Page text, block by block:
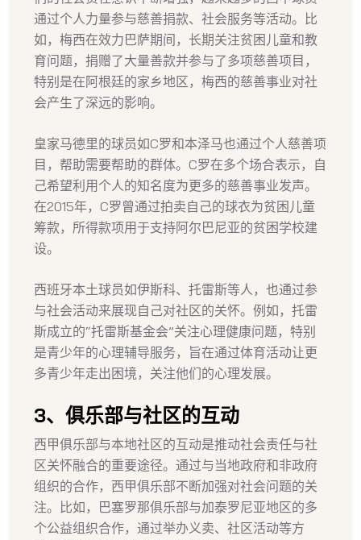
通过个人力量参与慈善捐款、社会服务等活动。比
如，梅西在效力巴萨期间，长期关注贫困儿童和教
育问题，捐赠了大量善款并参与了多项慈善项目，
特别是在阿根廷的家乡地区，梅西的慈善事业对社
会产生了深远的影响。
皇家马德里的球员如C罗和本泽马也通过个人慈善项
目，帮助需要帮助的群体。C罗在多个场合表示，自
己希望利用个人的知名度为更多的慈善事业发声。
在2015年，C罗曾通过拍卖自己的球衣为贫困儿童
筹款，所得款项用于支持阿尔巴尼亚的贫困学校建
设。
西班牙本土球员如伊斯科、托雷斯等人，也通过参
与社会活动来展现自己对社区的关怀。例如，托雷
斯成立的“托雷斯基金会”关注心理健康问题，特别
是青少年的心理辅导服务，旨在通过体育活动让更
多青少年走出困境，关注他们的心理发展。
3、俱乐部与社区的互动
西甲俱乐部与本地社区的互动是推动社会责任与社
区关怀融合的重要途径。通过与当地政府和非政府
组织的合作，西甲俱乐部不断加强对社会问题的关
注。比如，巴塞罗那俱乐部与加泰罗尼亚地区的多
个公益组织合作，通过举办义卖、社区活动等方